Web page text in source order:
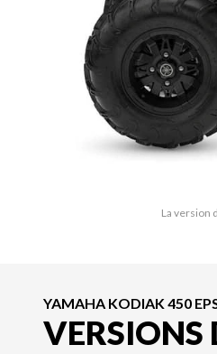
La version
YAMAHA KODIAK 450
VERSIONS